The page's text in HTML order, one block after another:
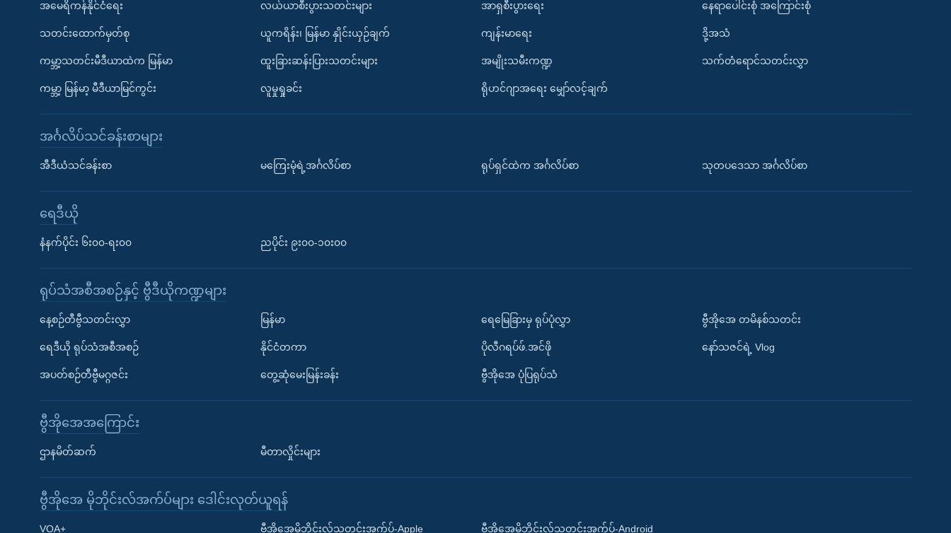
Learning English
အမေရိကန်နိုင်ငံရေး
သတင်းထောက်မှတ်စု
ကမ္ဘာ့သတင်းမီဒီယာထဲက မြန်မာ
ကမ္ဘာ့ မြန်မာ့ မီဒီယာမြင်ကွင်း
လယ်ယာစီးပွားသတင်းများ
ယူကရိန်း၊ မြန်မာ နှိုင်းယှဉ်ချက်
ထူးခြားဆန်းပြားသတင်းများ
လူမှုရှုခင်း
အာရှစီးပွားရေး
ကျန်းမာရေး
အမျိုးသမီးကဏ္ဍ
ရိုဟင်ဂျာအရေး မျှော်လင့်ချက်
နေရာပေါင်းစုံ အကြောင်းစုံ
ဒို့အသံ
သက်တံရောင်သတင်းလွှာ
အင်္ဂလိပ်သင်ခန်းစာများ
အီဒီယံသင်ခန်းစာ မကြေးမုံရဲ့အင်္ဂလိပ်စာ ရုပ်ရှင်ထဲက အင်္ဂလိပ်စာ သုတပဒေသာ အင်္ဂလိပ်စာ
ရေဒီယို
နံနက်ပိုင်း ၆း၀၀-ရး၀၀ ညပိုင်း ၉း၀၀-၁၀း၀၀
ရုပ်သံအစီအစဉ်နှင့် ဗွီဒီယိုကဏ္ဍများ
နေ့စဉ်တီဗွီသတင်းလွှာ
ရေဒီယို ရုပ်သံအစီအစဉ်
အပတ်စဉ်တီဗွီမဂ္ဂဇင်း
မြန်မာ
နိုင်ငံတကာ
တွေ့ဆုံမေးမြန်းခန်း
ရေမြေခြားမှ ရုပ်ပုံလွှာ
ပိုလီဂရပ်ဖ်.အင်ဖို
ဗွီအိုအေ ပုံပြရုပ်သံ
ဗွီအိုအေ တမိနစ်သတင်း
နော်သဇင်ရဲ့ Vlog
ဗွီအိုအေအကြောင်း
ဌာနမိတ်ဆက် မီတာလှိုင်းများ
ဗွီအိုအေ မိုဘိုင်းလ်အက်ပ်များ ဒေါင်းလုတ်ယူရန်
VOA+ ဗွီအိုအေမိုဘိုင်းလ်သတင်းအက်ပ်-Apple ဗွီအိုအေမိုဘိုင်းလ်သတင်းအက်ပ်-Android